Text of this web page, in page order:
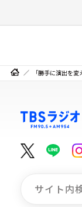
「勝手に演出を